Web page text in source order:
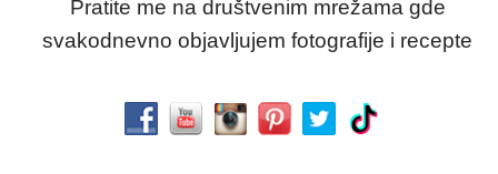
Pratite me na društvenim mrežama gde
svakodnevno objavljujem fotografije i recepte